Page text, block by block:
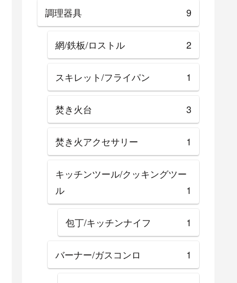
調理器具 9
網/鉄板/ロストル 2
スキレット/フライパン 1
焚き火台 3
焚き火アクセサリー 1
キッチンツール/クッキングツー
ル
1
包丁/キッチンナイフ 1
バーナー/ガスコンロ 1